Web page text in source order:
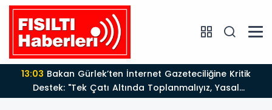
13:03
Destek: "Tek Çatı Altında Toplanmalıyız, Yasal
Düzenlemeye Hazırız"